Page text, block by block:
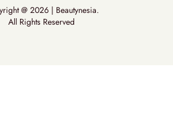
@ 2026 | Beautynesia.
All Rights Reserved